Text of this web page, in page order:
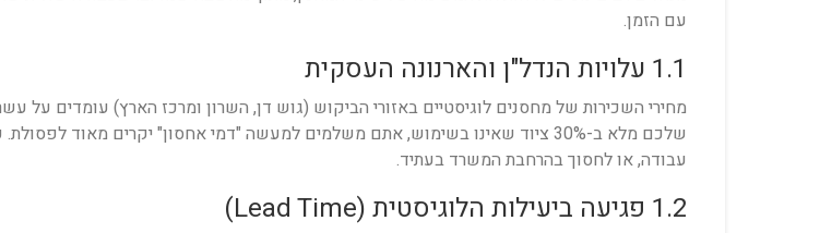
עם הזמן.
1.1 עלויות הנדל"ן והארנונה העסקית
מחירי השכירות של מחסנים לוגיסטיים באזורי הביקוש (גוש דן, השרון ומרכז הארץ) עומדים
שלכם מלא ב-30% ציוד שאינו בשימוש, אתם משלמים למעשה "דמי אחסון" יקרים
עבודה, או לחסוך בהרחבת המשרד בעתיד.
1.2 פגיעה ביעילות הלוגיסטית (Lead Time)